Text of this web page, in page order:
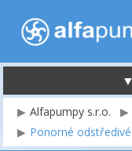
Alfapumpy s.r.o.
Ponorné